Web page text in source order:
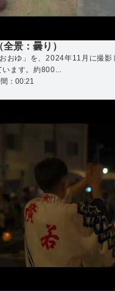
景：曇り）
きます）
おゆ」を、2024年11月に撮影
います。約800...
：00:21